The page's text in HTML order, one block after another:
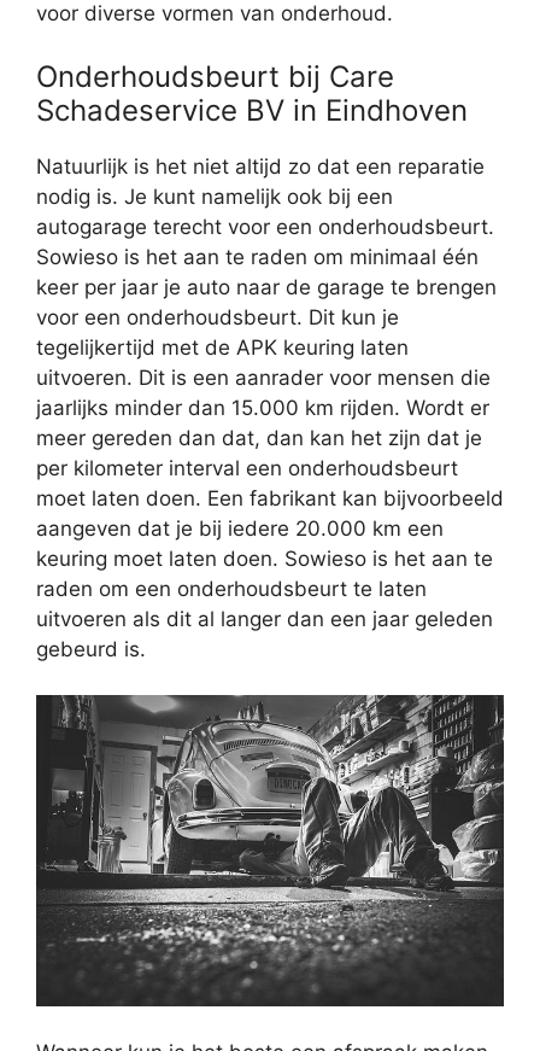
voor diverse vormen van onderhoud.
Onderhoudsbeurt bij Care
Schadeservice BV in Eindhoven
Natuurlijk is het niet altijd zo dat een reparatie
nodig is. Je kunt namelijk ook bij een
autogarage terecht voor een onderhoudsbeurt.
Sowieso is het aan te raden om minimaal één
keer per jaar je auto naar de garage te brengen
voor een onderhoudsbeurt. Dit kun je
tegelijkertijd met de APK keuring laten
uitvoeren. Dit is een aanrader voor mensen die
jaarlijks minder dan 15.000 km rijden. Wordt er
meer gereden dan dat, dan kan het zijn dat je
per kilometer interval een onderhoudsbeurt
moet laten doen. Een fabrikant kan bijvoorbeeld
aangeven dat je bij iedere 20.000 km een
keuring moet laten doen. Sowieso is het aan te
raden om een onderhoudsbeurt te laten
uitvoeren als dit al langer dan een jaar geleden
gebeurd is.